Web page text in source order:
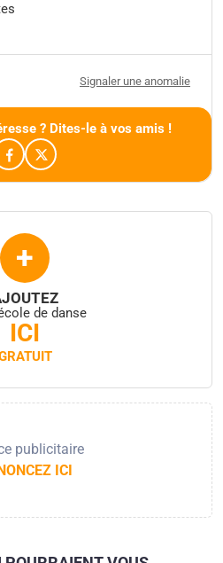
Signaler une anomalie
? Dites-le à vos amis !
+
de danse
ICI
publicitaire
ICI